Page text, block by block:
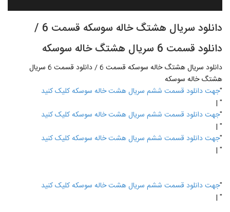
دانلود سریال هشتگ خاله سوسکه قسمت 6 /
دانلود قسمت 6 سریال هشتگ خاله سوسکه
دانلود سریال هشتگ خاله سوسکه قسمت 6 / دانلود قسمت 6 سریال
هشتگ خاله سوسکه
"جهت دانلود قسمت ششم سریال هشت خاله سوسکه کلیک کنید
" |
"جهت دانلود قسمت ششم سریال هشت خاله سوسکه کلیک کنید
" |
"جهت دانلود قسمت ششم سریال هشت خاله سوسکه کلیک کنید
" |
"جهت دانلود قسمت ششم سریال هشت خاله سوسکه کلیک کنید
" |